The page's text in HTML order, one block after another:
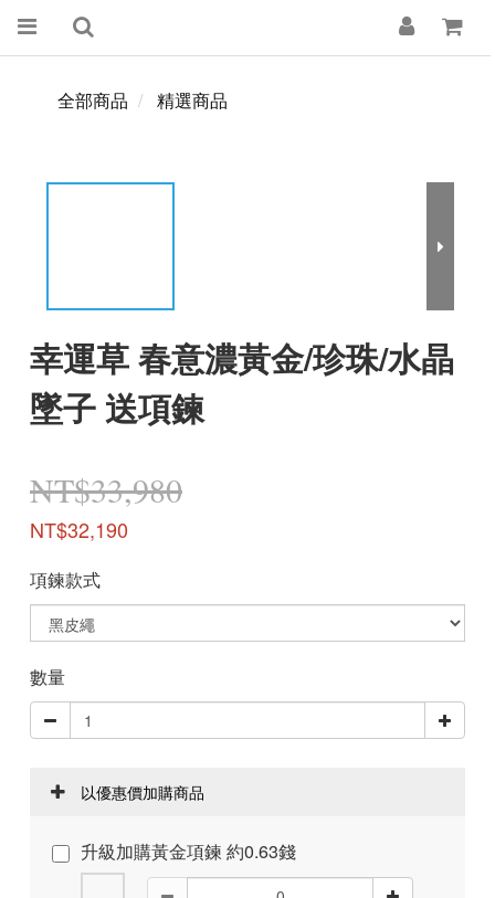
全部商品 精選商品
幸運草 春意濃黃金/珍珠/水晶
墜子 送項鍊
NT$33,980
NT$32,190
項鍊款式
數量
以優惠價加購商品
升級加購黃金項鍊 約0.63錢